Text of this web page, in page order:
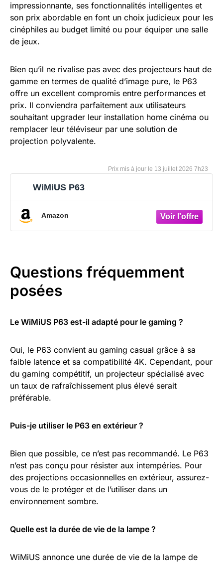
impressionnante, ses fonctionnalités intelligentes et
son prix abordable en font un choix judicieux pour les
cinéphiles au budget limité ou pour équiper une salle
de jeux.
Bien qu’il ne rivalise pas avec des projecteurs haut de
gamme en termes de qualité d’image pure, le P63
offre un excellent compromis entre performances et
prix. Il conviendra parfaitement aux utilisateurs
souhaitant upgrader leur installation home cinéma ou
remplacer leur téléviseur par une solution de
projection polyvalente.
13 juillet 2026 7h23
WiMiUS P63
Amazon
Questions fréquemment
posées
Le WiMiUS P63 est-il adapté pour le gaming ?
Oui, le P63 convient au gaming casual grâce à sa
faible latence et sa compatibilité 4K. Cependant, pour
du gaming compétitif, un projecteur spécialisé avec
un taux de rafraîchissement plus élevé serait
préférable.
Puis-je utiliser le P63 en extérieur ?
Bien que possible, ce n’est pas recommandé. Le P63
n’est pas conçu pour résister aux intempéries. Pour
des projections occasionnelles en extérieur, assurez-
vous de le protéger et de l’utiliser dans un
environnement sombre.
Quelle est la durée de vie de la lampe ?
WiMiUS annonce une durée de vie de la lampe de